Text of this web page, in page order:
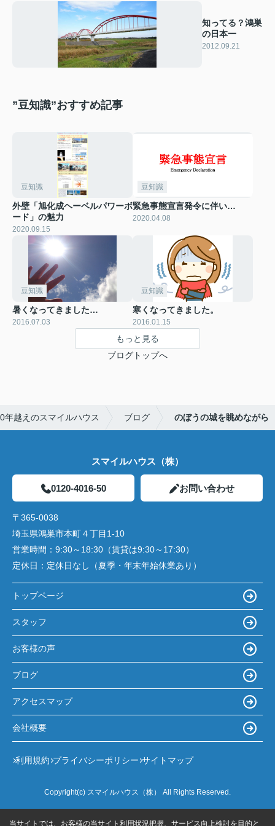
知ってる？鴻巣
の日本一
2012.09.21
”豆知識”おすすめ記事
豆知識
外壁「旭化成ヘーベルパワーボ
ード」の魅力
2020.09.15
豆知識
緊急事態宣言発令に伴い…
2020.04.08
豆知識
暑くなってきました…
2016.07.03
豆知識
寒くなってきました。
2016.01.15
もっと見る
ブログトップへ
年越えのスマイルハウス ブログ のぼうの城を眺めながら
スマイルハウス（株）
0120-4016-50 お問い合わせ
〒365-0038
埼玉県鴻巣市本町４丁目1-10
営業時間： 9:30～18:30（賃貸は9:30～17:30）
定休日： 定休日なし（夏季・年末年始休業あり）
トップページ
スタッフ
お客様の声
ブログ
アクセスマップ
会社概要
利用規約 プライバシーポリシー サイトマップ
Copyright(c) スマイルハウス（株） All Rights Reserved.
当サイトでは、お客様の当サイト利用状況把握、サービス向上検討を目的と